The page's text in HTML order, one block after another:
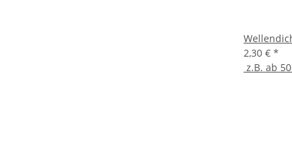
2,30 € *
z.B. ab